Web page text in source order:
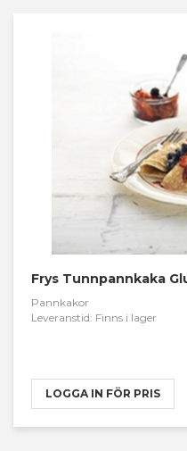
Pannkakor
Leveranstid: Finns i lager
LOGGA IN FÖR PRIS